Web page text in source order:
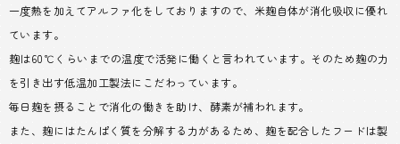
一度熱を加えてアルファ化をしておりますので、米麹自体が消化吸収に優れ
ています。
麹は60℃くらいまでの温度で活発に働くと言われています。そのため麹の力
を引き出す低温加工製法にこだわっています。
毎日麹を摂ることで消化の働きを助け、酵素が補われます。
また、麹にはたんぱく質を分解する力があるため、麹を配合したフードは製